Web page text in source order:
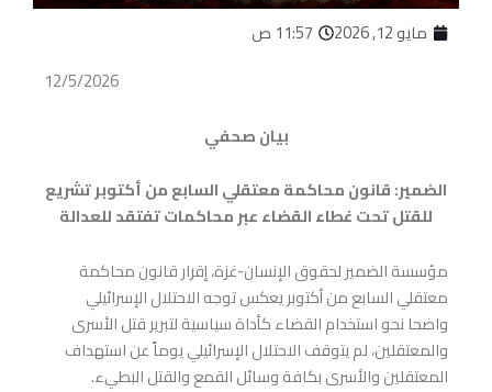
مايو 12, 2026
11:57 ص
12/5/2026
بيان صحفي
الضمير: قانون محاكمة معتقلي السابع من أكتوبر تشريع
للقتل تحت غطاء القضاء عبر محاكمات تفتقد للعدالة
مؤسسة الضمير لحقوق الإنسان-غزة، إقرار قانون محاكمة
معتقلي السابع من أكتوبر يعكس توجه الاحتلال الإسرائيلي
واضحا نحو استخدام القضاء كأداة سياسية لتبرير قتل الأسرى
والمعتقلين، لم يتوقف الاحتلال الإسرائيلي يوماً عن استهداف
المعتقلين والأسرى بكافة وسائل القمع والقتل البطيء.